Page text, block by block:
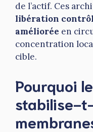
de l’actif. Ces
libération
améliorée en
concentration
cible.
Pourquoi
stabilise-